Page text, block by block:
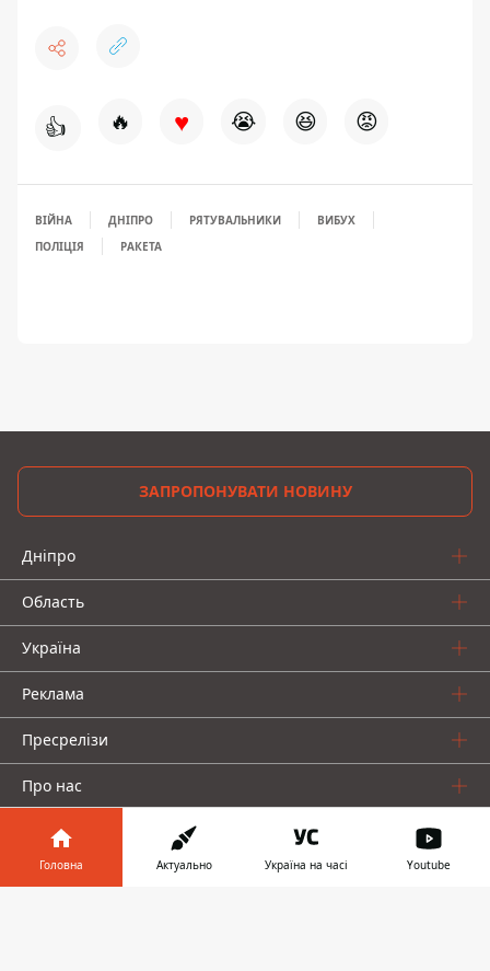
👍 🔥 ♥ 😭 😆 😡
ВІЙНА ДНІПРО РЯТУВАЛЬНИКИ
ВИБУХ
ПОЛІЦІЯ
РАКЕТА
ЗАПРОПОНУВАТИ НОВИНУ
Дніпро
Область
Україна
Реклама
Пресрелізи
Про нас
Головна Актуально Україна на часі Youtube